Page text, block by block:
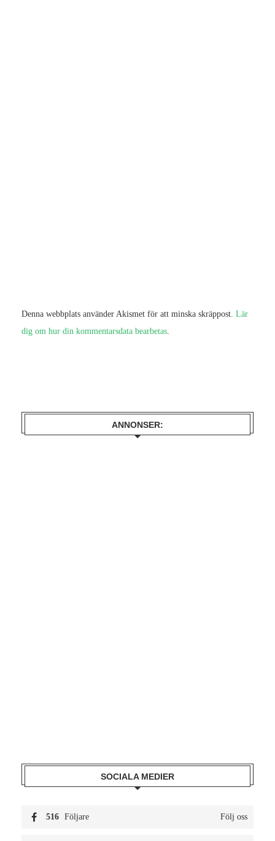
Denna webbplats använder Akismet för att minska skräppost. Lär
dig om hur din kommentarsdata bearbetas.
ANNONSER:
SOCIALA MEDIER
516 Följare Följ oss